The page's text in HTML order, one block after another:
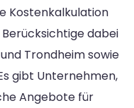
Kostenkalkulation
dabei
Trondheim sowie
gibt Unternehmen,
Angebote für